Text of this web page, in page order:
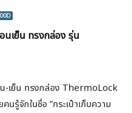
นเย็น ทรงกล่อง รุ่น
-เย็น ทรงกล่อง ThermoLock
รู้จักในชื่อ “กระเป๋าเก็บความ